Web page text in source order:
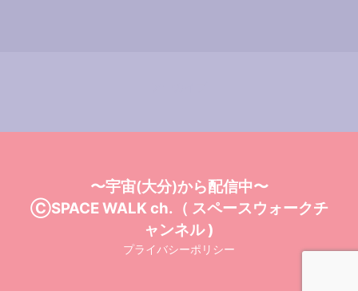
〜宇宙(大分)から配信中〜
ⒸSPACE WALK ch.（ スペースウォークチ
ャンネル )
プライバシーポリシー